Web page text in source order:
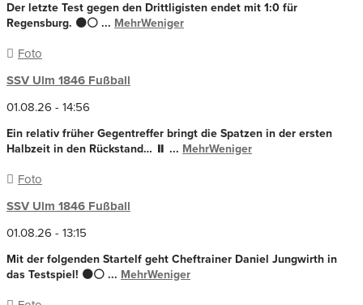
Der letzte Test gegen den Drittligisten endet mit 1:0 für
Regensburg. ⚫️⚪️ ... MehrWeniger
Foto
SSV Ulm 1846 Fußball
01.08.26 - 14:56
Ein relativ früher Gegentreffer bringt die Spatzen in der ersten
Halbzeit in den Rückstand… ⏸️ ... MehrWeniger
Foto
SSV Ulm 1846 Fußball
01.08.26 - 13:15
Mit der folgenden Startelf geht Cheftrainer Daniel Jungwirth in
das Testspiel! ⚫️⚪️ ... MehrWeniger